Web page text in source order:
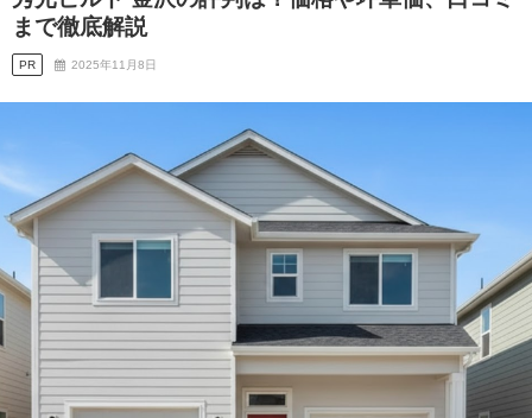
まで徹底解説
PR 2025年11月8日